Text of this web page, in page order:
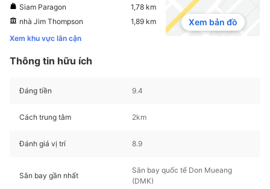
Siam Paragon
1,78 km
nhà Jim Thompson
1,89 km
Xem khu vực lân cận
Xem bản đồ
Thông tin hữu ích
Đáng tiền 9.4
Cách trung tâm 2km
Đánh giá vị trí 8.9
Sân bay gần nhất
Sân bay quốc tế Don Mueang
(DMK)